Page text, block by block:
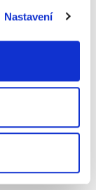
Nastavení